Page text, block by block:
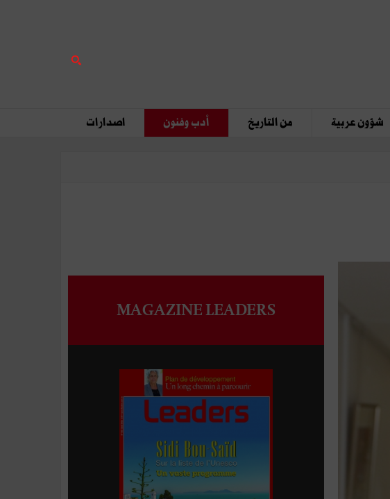
شؤون عربية من التاريخ أدب وفنون اصدارات
MAGAZINE LEADERS